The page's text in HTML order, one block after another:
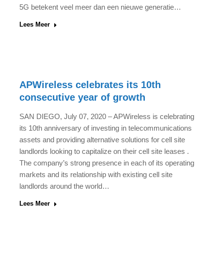
5G betekent veel meer dan een nieuwe generatie…
Lees Meer
APWireless celebrates its 10th
consecutive year of growth
SAN DIEGO, July 07, 2020 – APWireless is celebrating
its 10th anniversary of investing in telecommunications
assets and providing alternative solutions for cell site
landlords looking to capitalize on their cell site leases .
The company’s strong presence in each of its operating
markets and its relationship with existing cell site
landlords around the world…
Lees Meer